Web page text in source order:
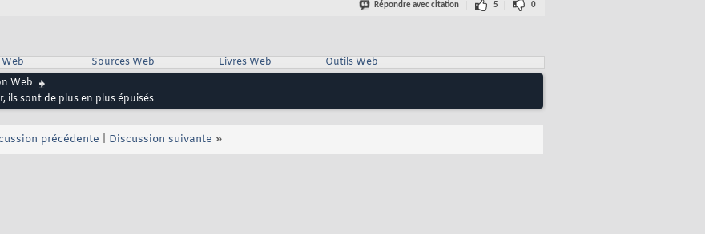
Répondre avec citation 5 0
Sources Web Livres Web
Outils Web
Web
ils sont de plus en plus épuisés
précédente Discussion suivante »